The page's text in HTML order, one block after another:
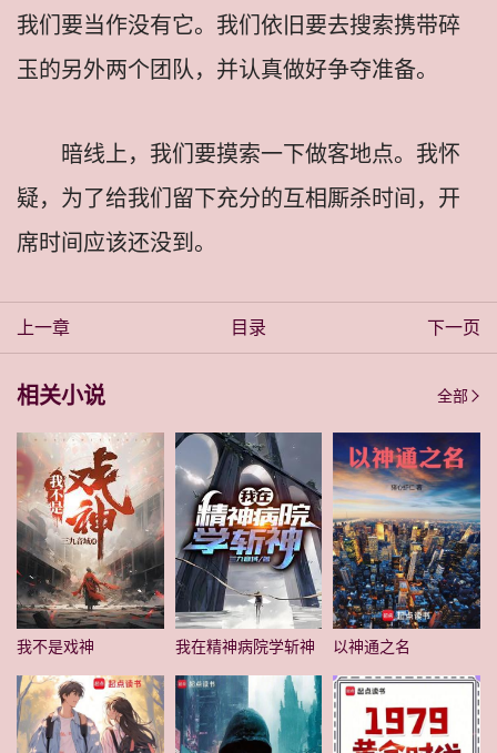
我们要当作没有它。我们依旧要去搜索携带碎
玉的另外两个团队，并认真做好争夺准备。
暗线上，我们要摸索一下做客地点。我怀
疑，为了给我们留下充分的互相厮杀时间，开
席时间应该还没到。
上一章 目录 下一页
相关小说 全部
我不是戏神 我在精神病院学斩神 以神通之名